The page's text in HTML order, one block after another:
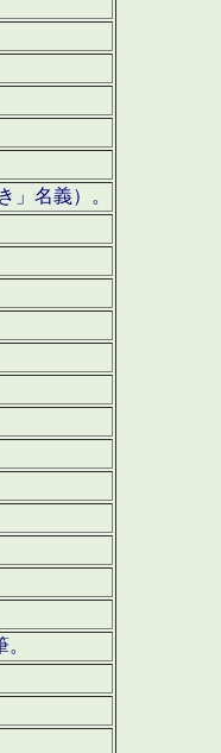
」名義）。